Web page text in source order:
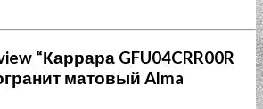
“Каррара GFU04CRR00R
матовый Alma